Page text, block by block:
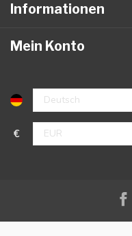
Informationen
Mein Konto
€